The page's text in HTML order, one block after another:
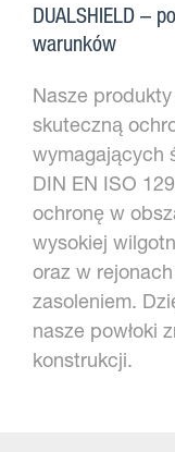
DUALSHIELD –
warunków
Nasze
skuteczną
wymagających
DIN EN ISO
ochronę w
wysokiej
oraz w
zasoleniem.
nasze powłoki
konstrukcji.